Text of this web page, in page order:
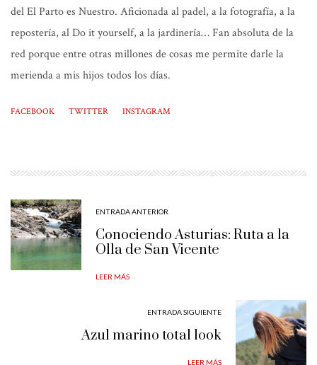
del El Parto es Nuestro. Aficionada al padel, a la fotografía, a la
repostería, al Do it yourself, a la jardinería… Fan absoluta de la
red porque entre otras millones de cosas me permite darle la
merienda a mis hijos todos los días.
FACEBOOK TWITTER INSTAGRAM
ENTRADA ANTERIOR
Conociendo Asturias: Ruta a la
Olla de San Vicente
LEER MÁS
ENTRADA SIGUIENTE
Azul marino total look
LEER MÁS